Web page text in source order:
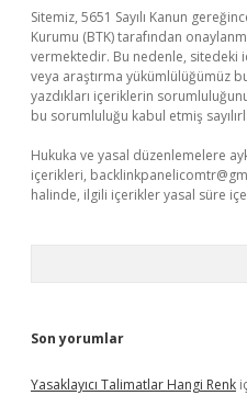
Sitemiz, 5651 Sayılı Kanun
Kurumu (BTK) tarafından
vermektedir. Bu nedenle,
veya araştırma yükümlülüğümüz
yazdıkları içeriklerin
bu sorumluluğu kabul etmiş
Hukuka ve yasal düzenlemelere
içerikleri,
halinde, ilgili içerikler yasal süre
Son yorumlar
Yasaklayıcı Talimatlar Hangi Renk